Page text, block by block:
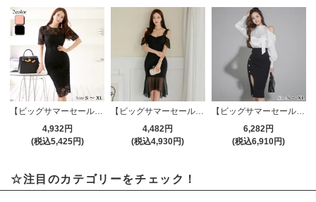
4,932円
(税込5,425円)
【ビッグサマーセール対象品】オープンショルダーがセクシーな色気を醸し出すワンピース(キャバドレス・CABARETDRESS)
4,482円
(税込4,930円)
【ビッグサマーセール対象品】艶やかサテン×美シルエット大人のためのオフショルダーセットアップ(キャバドレス・CABARETDRESS)
6,282円
(税込6,910円)
☆注目のカテゴリーをチェック！